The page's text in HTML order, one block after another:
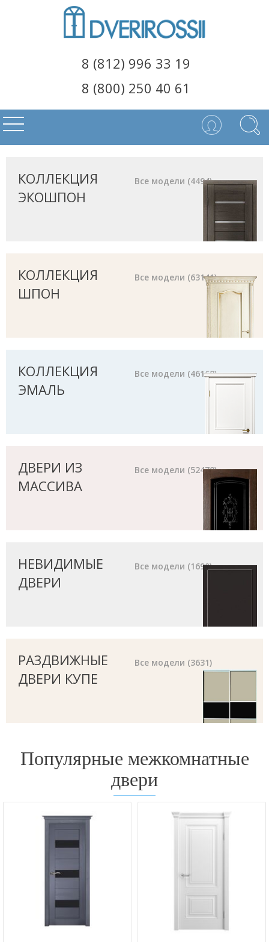
8 (812) 996 33 19
8 (800) 250 40 61
КОЛЛЕКЦИЯ
ЭКОШПОН
Все модели (4494)
КОЛЛЕКЦИЯ
ШПОН
Все модели (63141)
КОЛЛЕКЦИЯ
ЭМАЛЬ
Все модели (46168)
ДВЕРИ ИЗ
МАССИВА
Все модели (52478)
НЕВИДИМЫЕ
ДВЕРИ
Все модели (1690)
РАЗДВИЖНЫЕ
ДВЕРИ КУПЕ
Все модели (3631)
Популярные межкомнатные
двери